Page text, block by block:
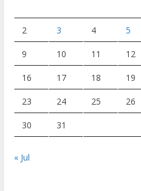
2 3 4 5
9 10 11 12
16 17 18 19
23 24 25 26
30 31
« Jul